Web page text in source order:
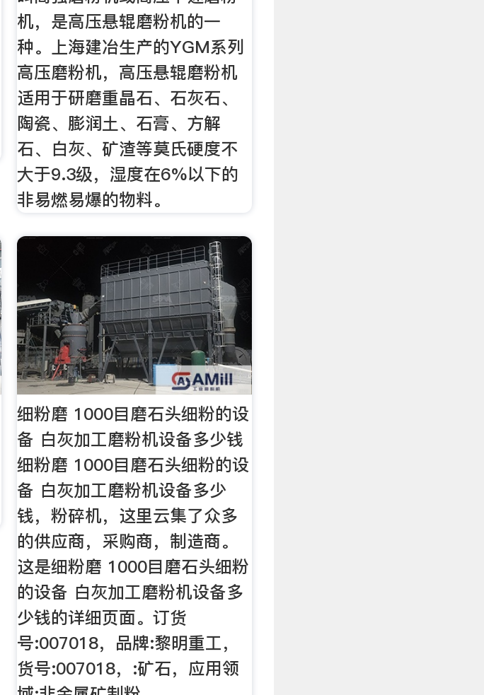
机，是高压悬辊磨粉机的一
种。上海建冶生产的YGM系列
高压磨粉机，高压悬辊磨粉机
适用于研磨重晶石、石灰石、
陶瓷、膨润土、石膏、方解
石、白灰、矿渣等莫氏硬度不
大于9.3级，湿度在6%以下的
非易燃易爆的物料。
细粉磨 1000目磨石头细粉的设
备 白灰加工磨粉机设备多少钱
细粉磨 1000目磨石头细粉的设
备 白灰加工磨粉机设备多少
钱，粉碎机，这里云集了众多
的供应商，采购商，制造商。
这是细粉磨 1000目磨石头细粉
的设备 白灰加工磨粉机设备多
少钱的详细页面。订货
号:007018，品牌:黎明重工，
货号:007018，:矿石，应用领